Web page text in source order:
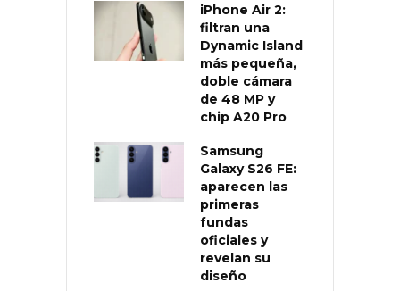
iPhone Air 2:
filtran una
Dynamic Island
más pequeña,
doble cámara
de 48 MP y
chip A20 Pro
Samsung
Galaxy S26 FE:
aparecen las
primeras
fundas
oficiales y
revelan su
diseño